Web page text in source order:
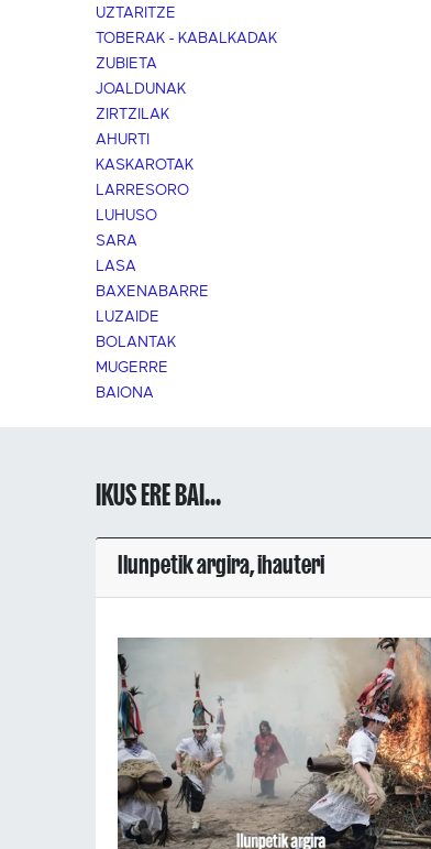
UZTARITZE
TOBERAK - KABALKADAK
ZUBIETA
JOALDUNAK
ZIRTZILAK
AHURTI
KASKAROTAK
LARRESORO
LUHUSO
SARA
LASA
BAXENABARRE
LUZAIDE
BOLANTAK
MUGERRE
BAIONA
IKUS ERE BAI...
Ilunpetik argira, ihauteri